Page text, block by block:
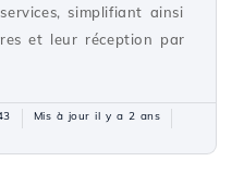
simplifiant ainsi
et leur réception par
Mis à jour il y a 2 ans